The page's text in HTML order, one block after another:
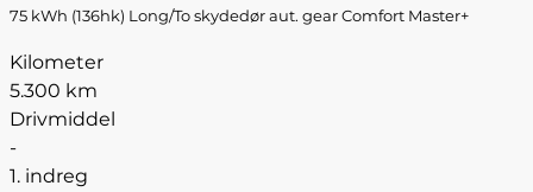
75 kWh (136hk) Long/To skydedør aut. gear Comfort Master+
Kilometer
5.300 km
Drivmiddel
-
1. indreg